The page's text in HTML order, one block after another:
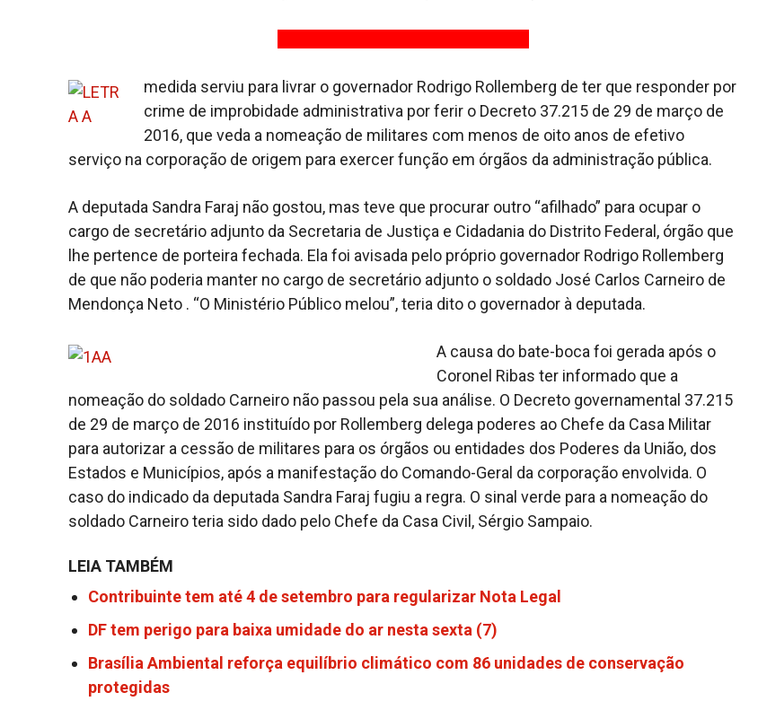
medida serviu para livrar o governador Rodrigo Rollemberg de ter que responder por
crime de improbidade administrativa por ferir o Decreto 37.215 de 29 de março de
2016, que veda a nomeação de militares com menos de oito anos de efetivo
serviço na corporação de origem para exercer função em órgãos da administração pública.
A deputada Sandra Faraj não gostou, mas teve que procurar outro “afilhado” para ocupar o
cargo de secretário adjunto da Secretaria de Justiça e Cidadania do Distrito Federal, órgão que
lhe pertence de porteira fechada. Ela foi avisada pelo próprio governador Rodrigo Rollemberg
de que não poderia manter no cargo de secretário adjunto o soldado José Carlos Carneiro de
Mendonça Neto . “O Ministério Público melou”, teria dito o governador à deputada.
A causa do bate-boca foi gerada após o
Coronel Ribas ter informado que a
nomeação do soldado Carneiro não passou pela sua análise. O Decreto governamental 37.215
de 29 de março de 2016 instituído por Rollemberg delega poderes ao Chefe da Casa Militar
para autorizar a cessão de militares para os órgãos ou entidades dos Poderes da União, dos
Estados e Municípios, após a manifestação do Comando-Geral da corporação envolvida. O
caso do indicado da deputada Sandra Faraj fugiu a regra. O sinal verde para a nomeação do
soldado Carneiro teria sido dado pelo Chefe da Casa Civil, Sérgio Sampaio.
LEIA TAMBÉM
Contribuinte tem até 4 de setembro para regularizar Nota Legal
DF tem perigo para baixa umidade do ar nesta sexta (7)
Brasília Ambiental reforça equilíbrio climático com 86 unidades de conservação
protegidas